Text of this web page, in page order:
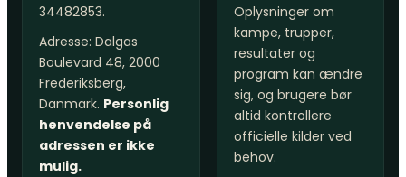
34482853.
Adresse: Dalgas
Boulevard 48, 2000
Frederiksberg,
Danmark. Personlig
henvendelse på
adressen er ikke
mulig.
Oplysninger om
kampe, trupper,
resultater og
program kan ændre
sig, og brugere bør
altid kontrollere
officielle kilder ved
behov.